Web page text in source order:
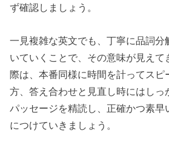
ず確認しましょう。
一見複雑な英文でも、丁寧に品詞分
いていくことで、その意味が見えて
際は、本番同様に時間を計ってスピ
方、答え合わせと見直し時にはしっ
パッセージを精読し、正確かつ素早
につけていきましょう。